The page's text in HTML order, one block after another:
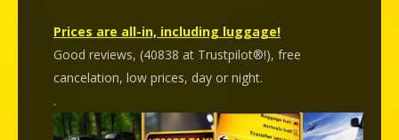
Prices are all-in, including luggage!
Good reviews, (40838 at Trustpilot®!), free
cancelation, low prices, day or night.
.